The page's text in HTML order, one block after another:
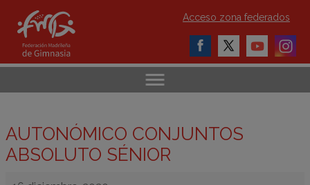
Acceso zona federados
AUTONÓMICO CONJUNTOS
ABSOLUTO SÉNIOR